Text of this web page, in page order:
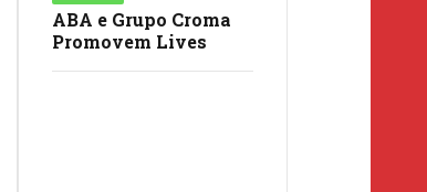
ABA e Grupo Croma
Promovem Lives